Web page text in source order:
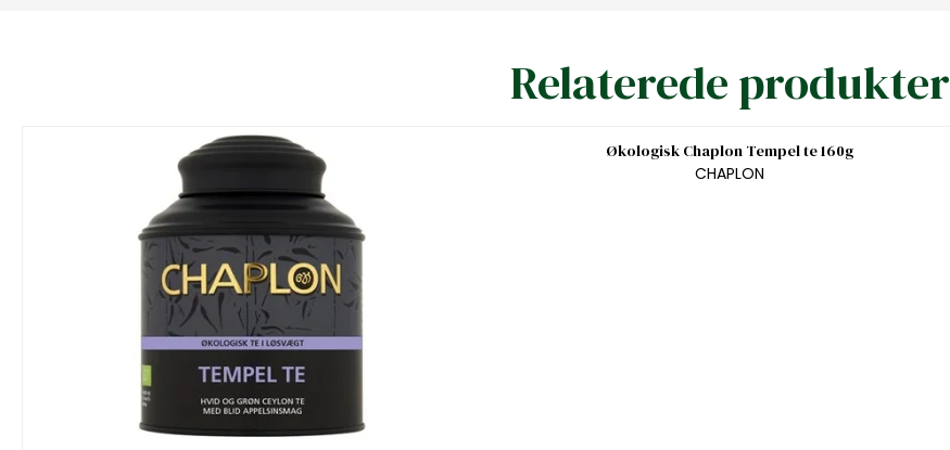
Relaterede produkter
Økologisk Chaplon Tempel te 160g
CHAPLON